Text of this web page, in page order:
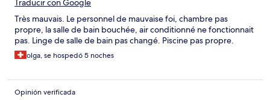
Traducir con Google
Très mauvais. Le personnel de mauvaise foi, chambre pas
propre, la salle de bain bouchée, air conditionné ne fonctionnait
pas. Linge de salle de bain pas changé. Piscine pas propre.
olga, se hospedó 5 noches
Opinión verificada